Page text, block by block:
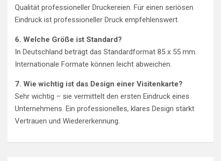
Qualität professioneller Druckereien. Für einen seriösen
Eindruck ist professioneller Druck empfehlenswert.
6. Welche Größe ist Standard?
In Deutschland beträgt das Standardformat 85 x 55 mm.
Internationale Formate können leicht abweichen.
7. Wie wichtig ist das Design einer Visitenkarte?
Sehr wichtig – sie vermittelt den ersten Eindruck eines
Unternehmens. Ein professionelles, klares Design stärkt
Vertrauen und Wiedererkennung.